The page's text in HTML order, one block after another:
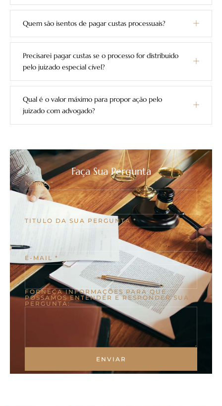
Quem são isentos de pagar custas processuais?
Precisarei pagar custas se o processo for distribuido
pelo juizado especial cível?
Qual é o valor máximo para propor ação pelo
juizado com advogado?
Faça Sua Pergunta
NOME*
TITULO DA SUA PERGUNTA*
E-MAIL *
FORNEÇA INFORMAÇÕES PARA QUE
POSSAMOS ENTENDER E RESPONDER SUA
PERGUNTA:
ENVIAR